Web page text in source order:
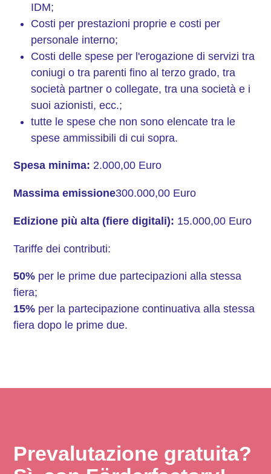
IDM;
Costi per prestazioni proprie e costi per
personale interno;
Costi delle spese per l'erogazione di servizi tra
coniugi o tra parenti fino al terzo grado, tra
società partner o collegate, tra una società e i
suoi azionisti, ecc.;
tutte le spese che non sono elencate tra le
spese ammissibili di cui sopra.
Spesa minima: 2.000,00 Euro
Massima emissione300.000,00 Euro
Edizione più alta (fiere digitali): 15.000,00 Euro
Tariffe dei contributi:
50% per le prime due partecipazioni alla stessa
fiera;
15% per la partecipazione continuativa alla stessa
fiera dopo le prime due.
Prevalutazione gratuita?